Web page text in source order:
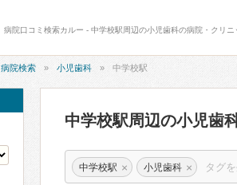
病院口コミ検索カルー - 中学校駅周辺の小児歯科の病院・クリニ
病院検索 小児歯科 中学校駅
中学校駅周辺の小児歯
中学校駅 × 小児歯科 ×